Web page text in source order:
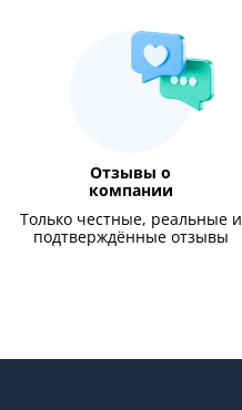
Отзывы о
компании
Только честные, реальные и
подтверждённые отзывы